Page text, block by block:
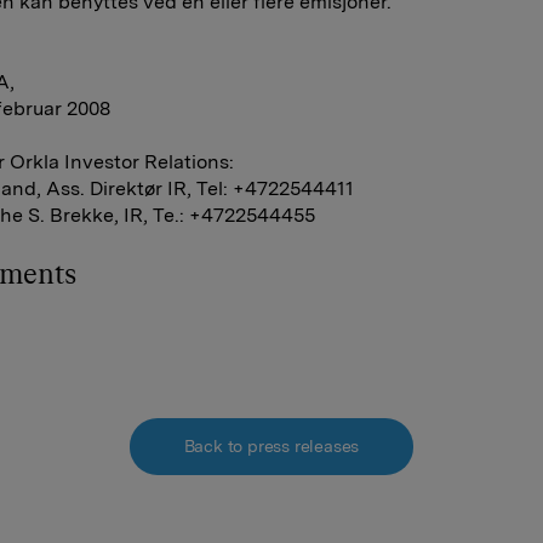
2008
Orkla Investor Relations:
Ass. Direktør IR, Tel: +4722544411
S. Brekke, IR, Te.: +4722544455
Back to press releases